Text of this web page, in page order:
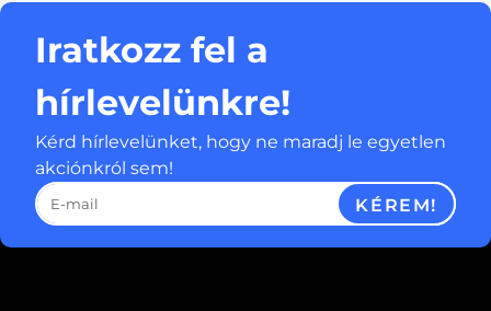
Iratkozz fel a
hírlevelünkre!
Kérd hírlevelünket, hogy ne maradj le egyetlen
akciónkról sem!
KÉREM!